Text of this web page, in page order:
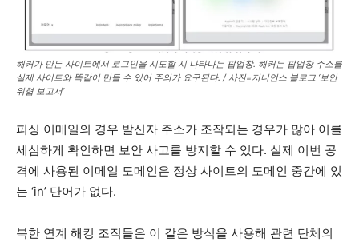
해커가 만든 사이트에서 로그인을 시도할 시 나타나는 팝업창. 해커는 팝업창 주소를
실제 사이트와 똑같이 만들 수 있어 주의가 요구된다. / 사진=지니언스 블로그 ‘보안
위협 보고서’
피싱 이메일의 경우 발신자 주소가 조작되는 경우가 많아 이를
세심하게 확인하면 보안 사고를 방지할 수 있다. 실제 이번 공
격에 사용된 이메일 도메인은 정상 사이트의 도메인 중간에 있
는 ‘in’ 단어가 없다.
북한 연계 해킹 조직들은 이 같은 방식을 사용해 관련 단체의